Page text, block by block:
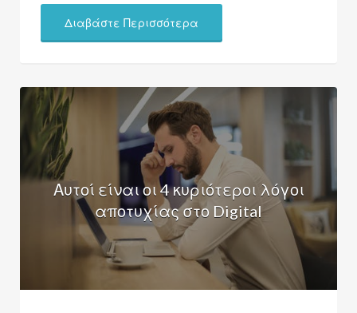
Διαβάστε Περισσότερα
Αυτοί είναι οι 4 κυριότεροι λόγοι
αποτυχίας στο Digital